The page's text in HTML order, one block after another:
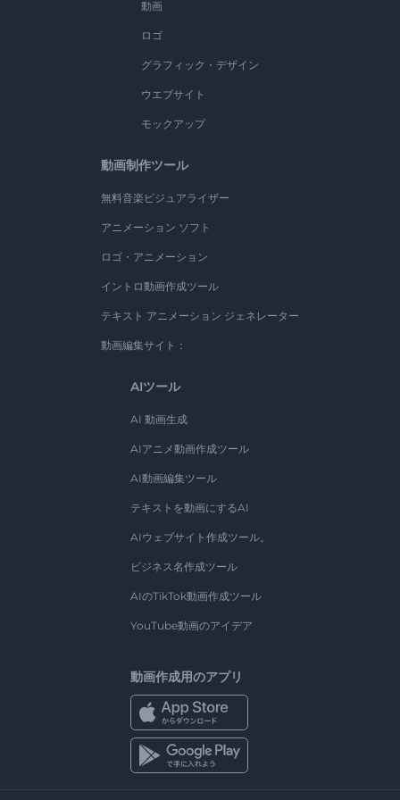
動画
ロゴ
グラフィック・デザイン
ウエブサイト
モックアップ
動画制作ツール
無料音楽ビジュアライザー
アニメーション ソフト
ロゴ・アニメーション
イントロ動画作成ツール
テキスト アニメーション ジェネレーター
動画編集サイト：
AIツール
AI 動画生成
AIアニメ動画作成ツール
AI動画編集ツール
テキストを動画にするAI
AIウェブサイト作成ツール。
ビジネス名作成ツール
AIのTikTok動画作成ツール
YouTube動画のアイデア
動画作成用のアプリ